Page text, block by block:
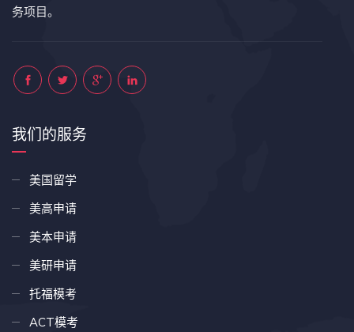
务项目。
我们的服务
美国留学
美高申请
美本申请
美研申请
托福模考
ACT模考